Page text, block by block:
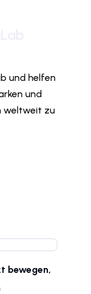
und helfen
und
weltweit zu
bewegen,